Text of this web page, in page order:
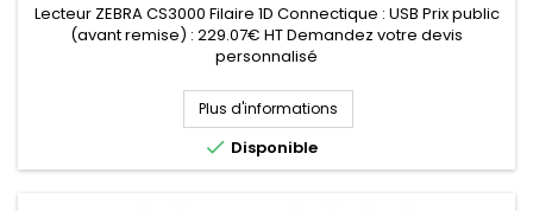
Lecteur ZEBRA CS3000 Filaire 1D Connectique : USB Prix public
(avant remise) : 229.07€ HT Demandez votre devis
personnalisé
Plus d'informations
 Disponible